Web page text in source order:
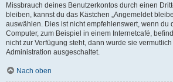
Missbrauch deines Benutzerkontos durch einen
bleiben, kannst du das Kästchen „Angemeldet
auswählen. Dies ist nicht empfehlenswert, wenn du
Computer, zum Beispiel in einem Internetcafé,
nicht zur Verfügung steht, dann wurde sie
Administration ausgeschaltet.
Nach oben